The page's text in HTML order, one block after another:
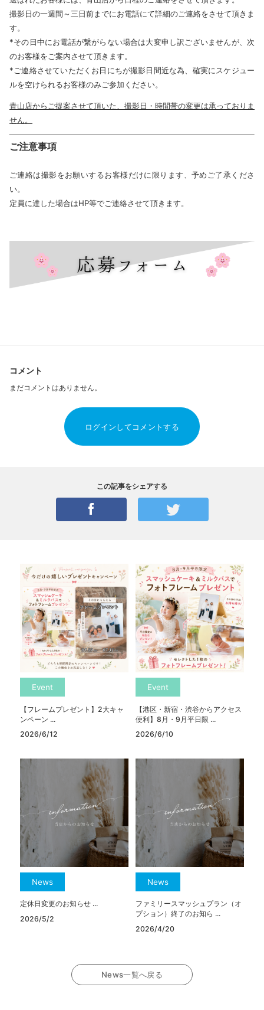
撮影日の一週間～三日前までにお電話にて詳細のご連絡をさせて頂きま
す。
*その日中にお電話が繋がらない場合は大変申し訳ございませんが、次
のお客様をご案内させて頂きます。
*ご連絡させていただくお日にちが撮影日間近な為、確実にスケジュー
ルを空けられるお客様のみご参加ください。
青山店からご提案させて頂いた、撮影日・時間帯の変更は承っておりま
せん。
ご注意事項
ご連絡は撮影をお願いするお客様だけに限ります、予めご了承くださ
い。
定員に達した場合はHP等でご連絡させて頂きます。
コメント
まだコメントはありません。
ログインしてコメントする
この記事をシェアする
Event
【フレームプレゼント】2大キャ
ンペーン ...
2026/6/12
Event
【港区・新宿・渋谷からアクセス
便利】8月・9月平日限 ...
2026/6/10
News
定休日変更のお知らせ ...
2026/5/2
News
ファミリースマッシュプラン（オ
プション）終了のお知ら ...
2026/4/20
News一覧へ戻る